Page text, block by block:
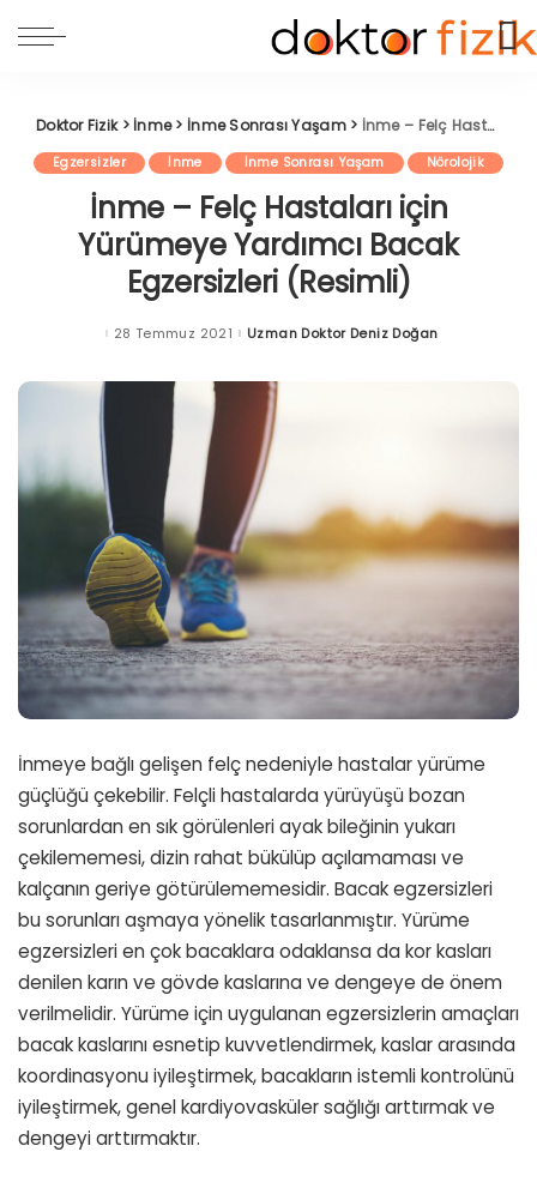
Doktor Fizik> İnme> İnme Sonrası Yaşam> İnme – Felç Hastaları için Yürümeye Yardımcı Bacak Egzersizleri (Resimli)
Egzersizler İnme İnme Sonrası Yaşam Nörolojik
İnme – Felç Hastaları için
Yürümeye Yardımcı Bacak
Egzersizleri (Resimli)
28 Temmuz 2021 Posted
Uzman Doktor Deniz Doğan
İnmeye bağlı gelişen felç nedeniyle hastalar yürüme
güçlüğü çekebilir. Felçli hastalarda yürüyüşü bozan
sorunlardan en sık görülenleri ayak bileğinin yukarı
çekilememesi, dizin rahat bükülüp açılamaması ve
kalçanın geriye götürülememesidir. Bacak egzersizleri
bu sorunları aşmaya yönelik tasarlanmıştır. Yürüme
egzersizleri en çok bacaklara odaklansa da kor kasları
denilen karın ve gövde kaslarına ve dengeye de önem
verilmelidir. Yürüme için uygulanan egzersizlerin amaçları
bacak kaslarını esnetip kuvvetlendirmek, kaslar arasında
koordinasyonu iyileştirmek, bacakların istemli kontrolünü
iyileştirmek, genel kardiyovasküler sağlığı arttırmak ve
dengeyi arttırmaktır.